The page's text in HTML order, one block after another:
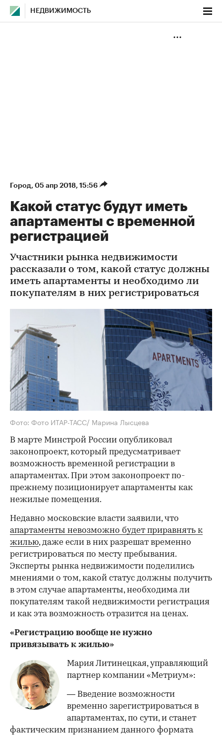
НЕДВИЖИМОСТЬ
Город⁠, 05 апр 2018, 15:56
Какой статус будут иметь
апартаменты с временной
регистрацией
Участники рынка недвижимости
рассказали о том, какой статус должны
иметь апартаменты и необходимо ли
покупателям в них регистрироваться
Фото: Фото ИТАР-ТАСС/ Марина Лысцева
В марте Минстрой России опубликовал
законопроект, который предусматривает
возможность временной регистрации в
апартаментах. При этом законопроект по-
прежнему позиционирует апартаменты как
нежилые помещения.
Недавно московские власти заявили, что
апартаменты невозможно будет приравнять к
жилью, даже если в них разрешат временно
регистрироваться по месту пребывания.
Эксперты рынка недвижимости поделились
мнениями о том, какой статус должны получить
в этом случае апартаменты, необходима ли
покупателям такой недвижимости регистрация
и как эта возможность отразится на ценах.
«Регистрацию вообще не нужно
привязывать к жилью»
Мария Литинецкая, управляющий
партнер компании «Метриум»:
— Введение возможности
временно зарегистрироваться в
апартаментах, по сути, и станет
фактическим признанием данного формата